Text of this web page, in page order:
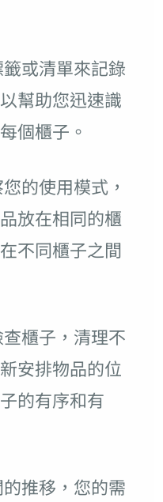
或清單來記錄
幫助您迅速識
個櫃子。
的使用模式，
放在相同的櫃
不同櫃子之間
櫃子，清理不
安排物品的位
的有序和有
推移，您的需